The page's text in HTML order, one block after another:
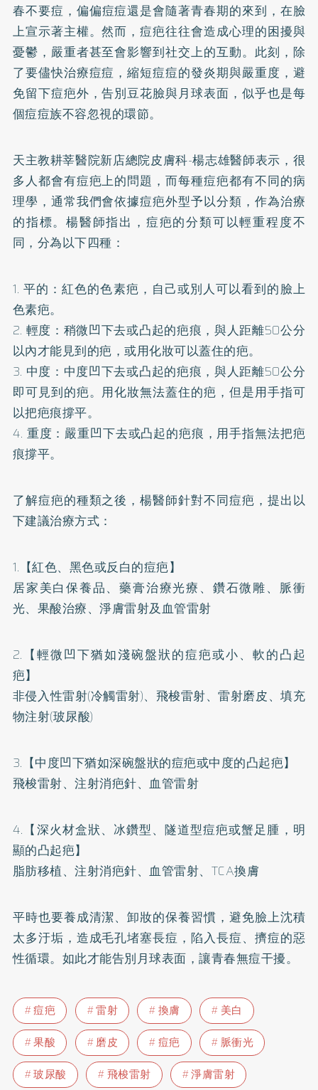
春不要痘，偏偏痘痘還是會隨著青春期的來到，在臉
上宣示著主權。然而，痘疤往往會造成心理的困擾與
憂鬱，嚴重者甚至會影響到社交上的互動。此刻，除
了要儘快治療痘痘，縮短痘痘的發炎期與嚴重度，避
免留下痘疤外，告別豆花臉與月球表面，似乎也是每
個痘痘族不容忽視的環節。
天主教耕莘醫院新店總院皮膚科-楊志雄醫師表示，很
多人都會有痘疤上的問題，而每種痘疤都有不同的病
理學，通常我們會依據痘疤外型予以分類，作為治療
的指標。楊醫師指出，痘疤的分類可以輕重程度不
同，分為以下四種：
1. 平的：紅色的色素疤，自己或別人可以看到的臉上
色素疤。
2. 輕度：稍微凹下去或凸起的疤痕，與人距離50公分
以內才能見到的疤，或用化妝可以蓋住的疤。
3. 中度：中度凹下去或凸起的疤痕，與人距離50公分
即可見到的疤。用化妝無法蓋住的疤，但是用手指可
以把疤痕撐平。
4. 重度：嚴重凹下去或凸起的疤痕，用手指無法把疤
痕撐平。
了解痘疤的種類之後，楊醫師針對不同痘疤，提出以
下建議治療方式：
1.【紅色、黑色或反白的痘疤】
居家美白保養品、藥膏治療光療、鑽石微雕、脈衝
光、果酸治療、淨膚雷射及血管雷射
2.【輕微凹下猶如淺碗盤狀的痘疤或小、軟的凸起
疤】
非侵入性雷射(冷觸雷射)、飛梭雷射、雷射磨皮、填充
物注射(玻尿酸)
3.【中度凹下猶如深碗盤狀的痘疤或中度的凸起疤】
飛梭雷射、注射消疤針、血管雷射
4.【深火材盒狀、冰鑽型、隧道型痘疤或蟹足腫，明
顯的凸起疤】
脂肪移植、注射消疤針、血管雷射、TCA換膚
平時也要養成清潔、卸妝的保養習慣，避免臉上沈積
太多汙垢，造成毛孔堵塞長痘，陷入長痘、擠痘的惡
性循環。如此才能告別月球表面，讓青春無痘干擾。
痘疤 雷射 換膚
美白
果酸
磨皮 痘疤
脈衝光
玻尿酸
飛梭雷射 淨膚雷射